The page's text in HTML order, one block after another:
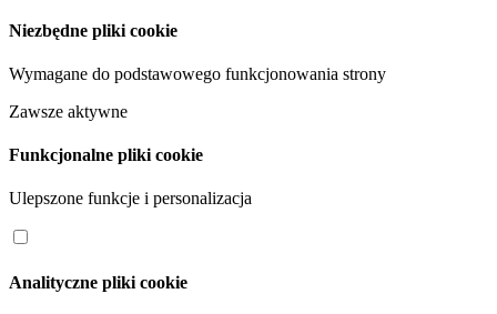
Niezbędne pliki cookie
Wymagane do podstawowego funkcjonowania strony
Zawsze aktywne
Funkcjonalne pliki cookie
Ulepszone funkcje i personalizacja
Analityczne pliki cookie